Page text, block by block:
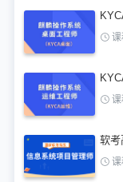
软考